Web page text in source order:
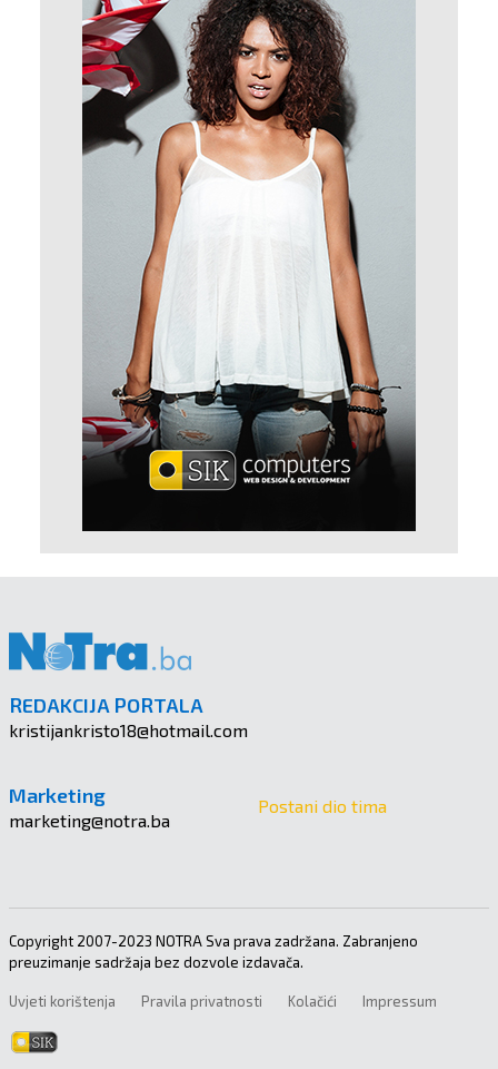
REDAKCIJA PORTALA
kristijankristo18@hotmail.com
Marketing
marketing@notra.ba
Postani dio tima
Copyright 2007-2023 NOTRA Sva prava zadržana. Zabranjeno
preuzimanje sadržaja bez dozvole izdavača.
Uvjeti korištenja Pravila privatnosti Kolačići Impressum